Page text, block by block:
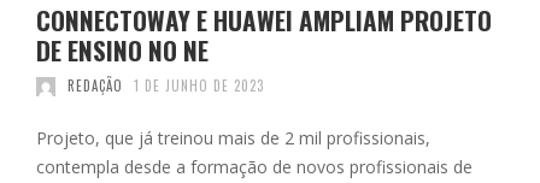
CONNECTOWAY E HUAWEI AMPLIAM PROJETO
DE ENSINO NO NE
REDAÇÃO 1 DE JUNHO DE 2023
Projeto, que já treinou mais de 2 mil profissionais,
contempla desde a formação de novos profissionais de